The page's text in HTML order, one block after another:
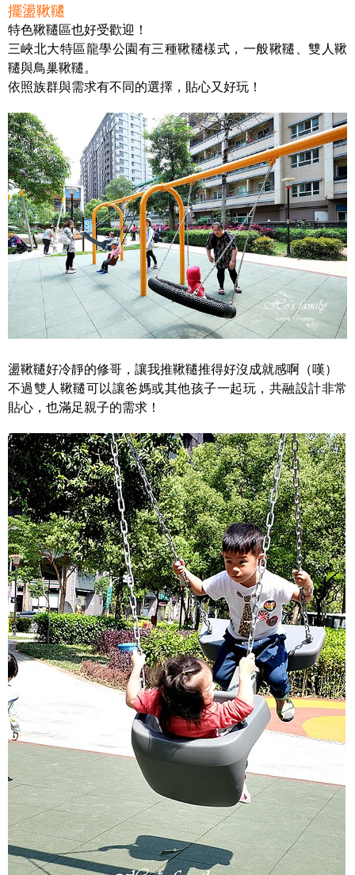
擺盪鞦韆
特色鞦韆區也好受歡迎！
三峽北大特區龍學公園有三種鞦韆樣式，一般鞦韆、雙人鞦
韆與鳥巢鞦韆。
依照族群與需求有不同的選擇，貼心又好玩！
盪鞦韆好冷靜的修哥，讓我推鞦韆推得好沒成就感啊（嘆）
不過雙人鞦韆可以讓爸媽或其他孩子一起玩，共融設計非常
貼心，也滿足親子的需求！